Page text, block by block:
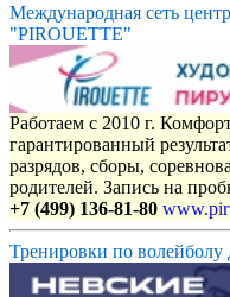
Международная сеть
"PIROUETTE"
Работаем с 2010 г.
гарантированный
разрядов, сборы,
родителей. Запись на
+7 (499) 136-81-80
Тренировки по волейболу